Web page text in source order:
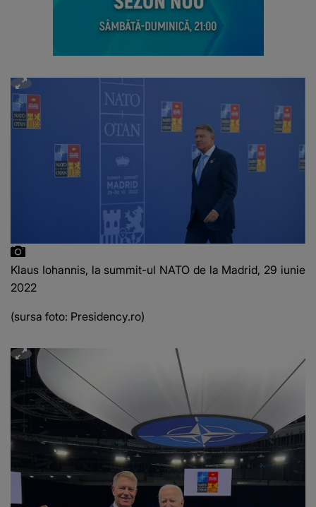
Klaus Iohannis, la summit-ul NATO de la Madrid, 29 iunie
2022
(sursa foto: Presidency.ro)